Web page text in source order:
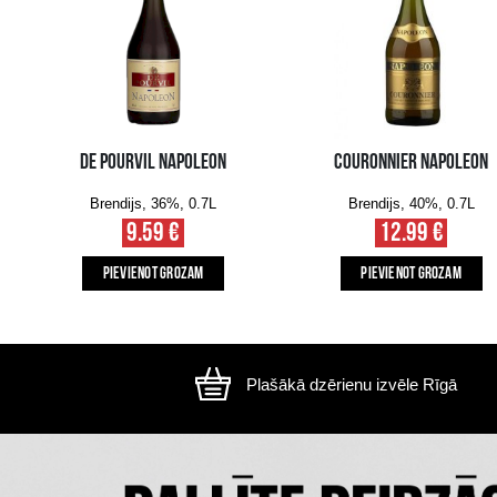
Attēls ir ilustratīvs, preces izskats var
CITI MŪSU KLIENTI IZVĒLAS